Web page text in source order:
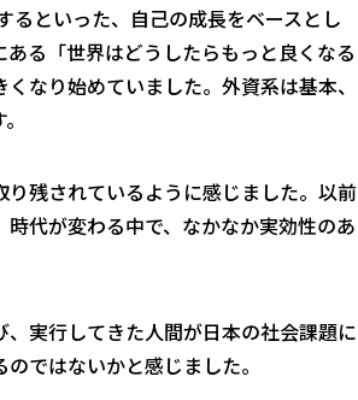
るといった、自己の成長をベースとし
る「世界はどうしたらもっと良くなる
なり始めていました。外資系は基本、
残されているように感じました。以前
代が変わる中で、なかなか実効性のあ
実行してきた人間が日本の社会課題に
ではないかと感じました。